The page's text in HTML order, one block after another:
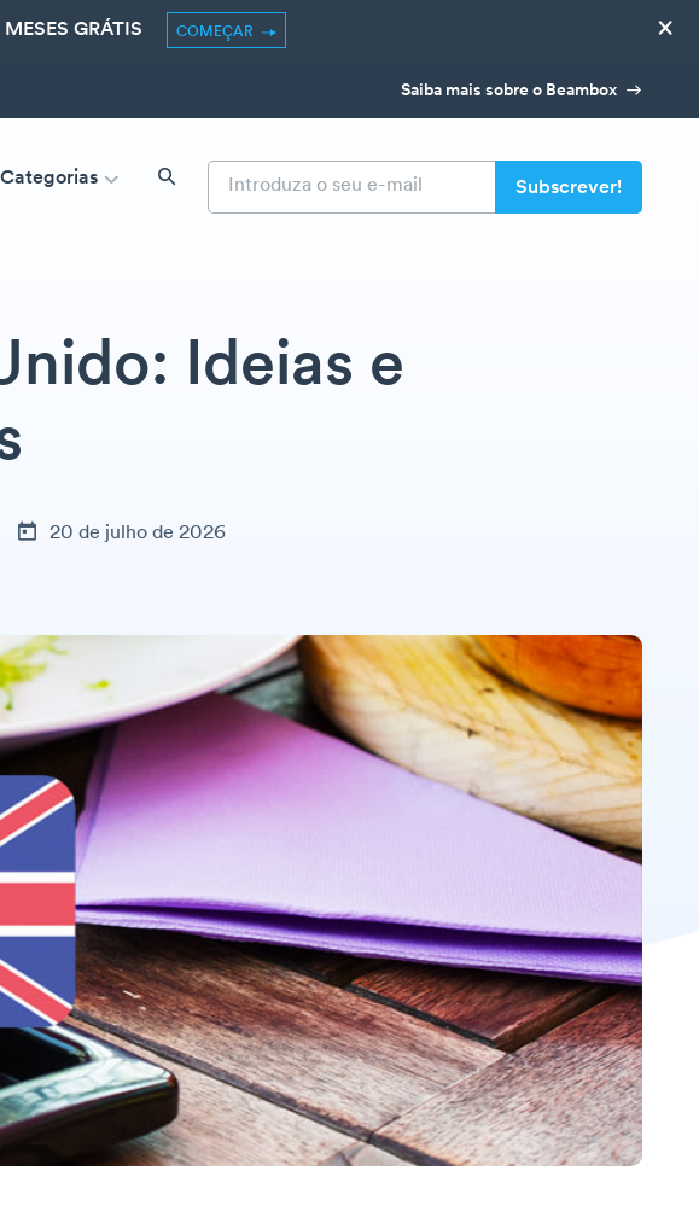
GRÁTIS COMEÇAR ×
Saiba mais sobre o Beambox
Categorias
Ideias e
20 de julho de 2026